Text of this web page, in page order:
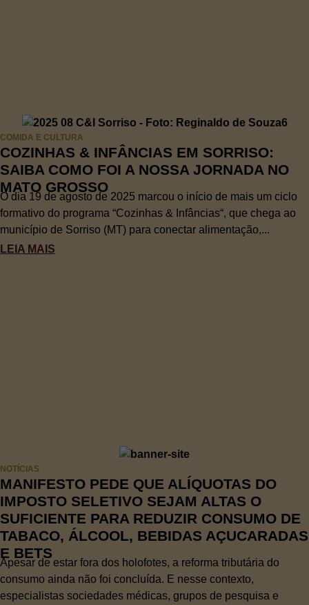
COMIDA E CULTURA
COZINHAS & INFÂNCIAS EM SORRISO:
SAIBA COMO FOI A NOSSA JORNADA NO
MATO GROSSO
O dia 19 de agosto de 2025 marcou o início de mais um ciclo
formativo do programa “Cozinhas & Infâncias“, que chega ao
município de Sorriso (MT) para conectar alimentação,...
LEIA MAIS
NOTÍCIAS
MANIFESTO PEDE QUE ALÍQUOTAS DO
IMPOSTO SELETIVO SEJAM ALTAS O
SUFICIENTE PARA REDUZIR CONSUMO DE
TABACO, ÁLCOOL, BEBIDAS AÇUCARADAS
E BETS
Apesar de estar fora dos holofotes, a reforma tributária do
consumo ainda não foi concluída. E nesse contexto,
especialistas sociedades médicas, grupos de pesquisa e